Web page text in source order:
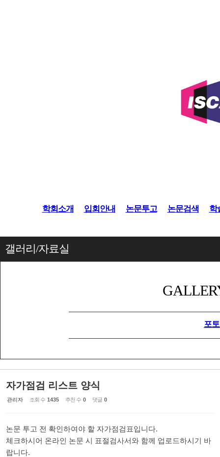
학회소개 입회안내 논문투고 논문검색 학
갤러리/자료실
포
자가점검 리스트 양식
관리자 조회 수 1435 추천 수 0 댓글 0
논문 투고 전 확인하여야 할 자가점검표입니다.
체크하시어 온라인 논문 시 표절검사서와 함께 업로드하시기 바
랍니다.